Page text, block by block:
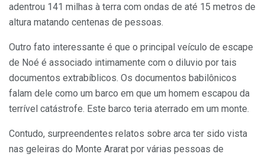
adentrou 141 milhas à terra com ondas de até 15 metros de
altura matando centenas de pessoas.
Outro fato interessante é que o principal veículo de escape
de Noé é associado intimamente com o diluvio por tais
documentos extrabíblicos. Os documentos babilônicos
falam dele como um barco em que um homem escapou da
terrível catástrofe. Este barco teria aterrado em um monte.
Contudo, surpreendentes relatos sobre arca ter sido vista
nas geleiras do Monte Ararat por várias pessoas de